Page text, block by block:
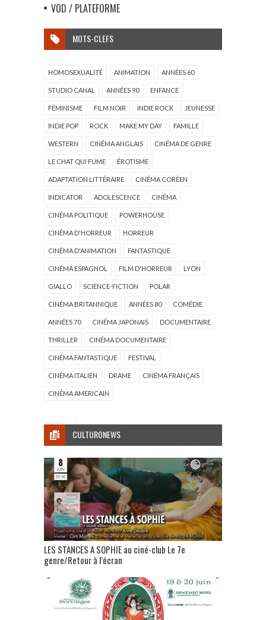
VOD / PLATEFORME
MOTS-CLEFS
HOMOSEXUALITÉ ANIMATION ANNÉES 60
STUDIO CANAL ANNÉES 90 ENFANCE
FÉMINISME FILM NOIR INDIE ROCK JEUNESSE
INDIE POP ROCK MAKE MY DAY FAMILLE
WESTERN CINÉMA ANGLAIS CINÉMA DE GENRE
LE CHAT QUI FUME ÉROTISME
ADAPTATION LITTÉRAIRE CINÉMA CORÉEN
INDICATOR ADOLESCENCE CINÉMA
CINÉMA POLITIQUE POWERHOUSE
CINÉMA D'HORREUR HORREUR
CINÉMA D'ANIMATION FANTASTIQUE
CINÉMA ESPAGNOL FILM D'HORREUR LYON
GIALLO SCIENCE-FICTION POLAR
CINÉMA BRITANNIQUE ANNÉES 80 COMÉDIE
ANNÉES 70 CINÉMA JAPONAIS DOCUMENTAIRE
THRILLER CINÉMA DOCUMENTAIRE
CINÉMA FANTASTIQUE FESTIVAL
CINÉMA ITALIEN DRAME CINÉMA FRANÇAIS
CINÉMA AMERICAIN
CULTURONEWS
LES STANCES A SOPHIE au ciné-club Le 7e
genre/Retour à l’écran